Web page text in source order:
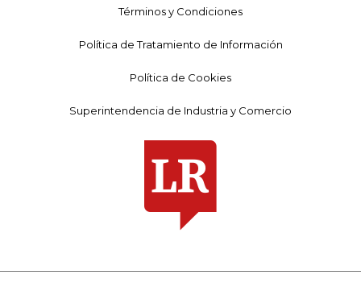
Términos y Condiciones
Política de Tratamiento de Información
Política de Cookies
Superintendencia de Industria y Comercio